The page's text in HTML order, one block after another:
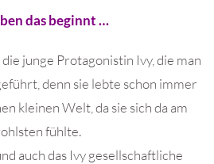
das beginnt …
junge Protagonistin Ivy, die man
denn sie lebte schon immer
kleinen Welt, da sie sich da am
fühlte.
auch das Ivy gesellschaftliche